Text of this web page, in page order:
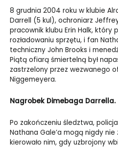
8 grudnia 2004 roku w klubie
Darrell (5 kul), ochroniarz
pracownik klubu Erin Halk, który
rozładowaniu sprzętu, i fan
techniczny John Brooks i
Piątą ofiarą śmiertelną był
zastrzelony przez wezwanego
Niggemeyera.
Nagrobek Dimebaga Darrella.
Po zakończeniu śledztwa,
Nathana Gale’a mogą nigdy
kierowało nim, gdy uzbrojony